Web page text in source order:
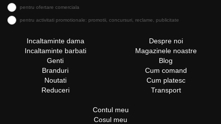
pentru ofertare comerciala
pentru activitati promotionale: promotii, concursuri, reclame, publicitate
Incaltaminte dama
Incaltaminte barbati
Genti
Branduri
Noutati
Reduceri
Despre noi
Magazinele noastre
Blog
Cum comand
Cum platesc
Transport
Contul meu
Cosul meu